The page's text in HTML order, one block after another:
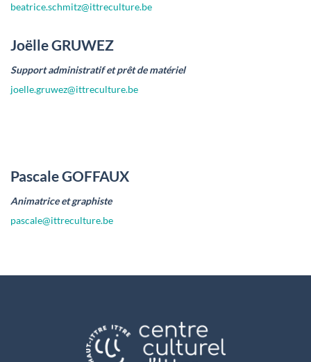
beatrice.schmitz@ittreculture.be
Joëlle GRUWEZ
Support administratif et prêt de matériel
joelle.gruwez@ittreculture.be
Pascale GOFFAUX
Animatrice et graphiste
pascale@ittreculture.be